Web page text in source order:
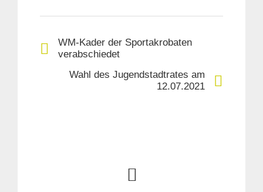
WM-Kader der Sportakrobaten
verabschiedet
Wahl des Jugendstadtrates am
12.07.2021